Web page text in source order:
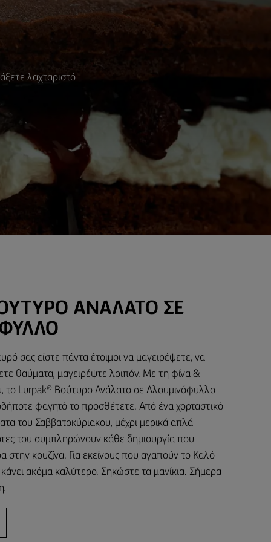
λαχταριστό
ΑΝΆΛΑΤΟ ΣΕ
σας είστε πάντα έτοιμοι να μαγειρέψετε, να
θαύματα, μαγειρέψτε λοιπόν. Με τη φίνα &
το Lurpak® Βούτυρο Ανάλατο σε Αλουμινόφυλλο
φαγητό το προσθέτετε. Από ένα χορταστικό
του Σαββατοκύριακου, μέχρι μερικά απλά
του συμπληρώνουν κάθε δημιουργία που
στην κουζίνα. Για εκείνους που αγαπούν το Καλό
ακόμα καλύτερο. Σηκώστε τα μανίκια. Σήμερα